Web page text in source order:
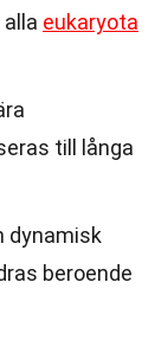
eukaryota
till långa
dynamisk
beroende